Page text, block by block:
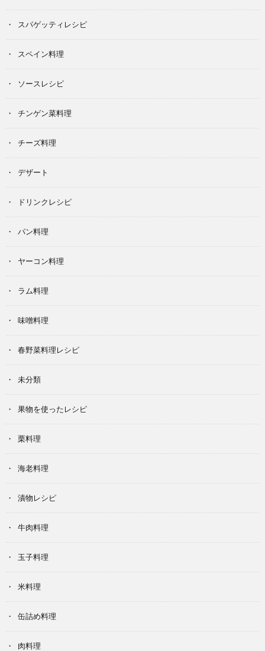
スパゲッティレシピ
スペイン料理
ソースレシピ
チンゲン菜料理
チーズ料理
デザート
ドリンクレシピ
パン料理
ヤーコン料理
ラム料理
味噌料理
春野菜料理レシピ
未分類
果物を使ったレシピ
栗料理
海老料理
漬物レシピ
牛肉料理
玉子料理
米料理
缶詰め料理
肉料理